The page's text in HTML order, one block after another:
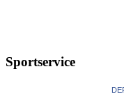
Sportservice